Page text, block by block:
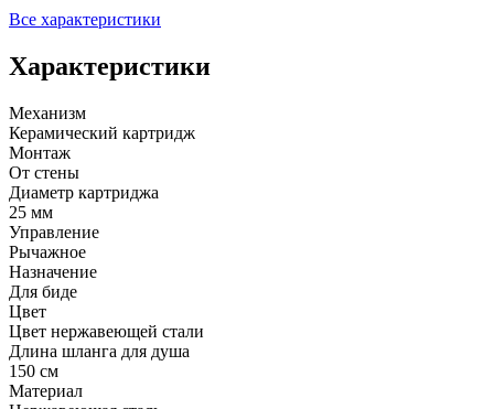
Все характеристики
Характеристики
Механизм
Керамический картридж
Монтаж
От стены
Диаметр картриджа
25 мм
Управление
Рычажное
Назначение
Для биде
Цвет
Цвет нержавеющей стали
Длина шланга для душа
150 см
Материал